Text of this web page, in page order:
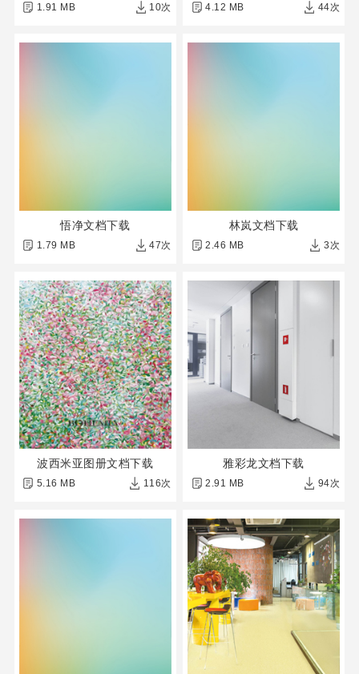
1.91 MB 10次 4.12 MB 44次
悟净文档下载
1.79 MB 47次
林岚文档下载
2.46 MB 3次
波西米亚图册文档下载
5.16 MB 116次
雅彩龙文档下载
2.91 MB 94次